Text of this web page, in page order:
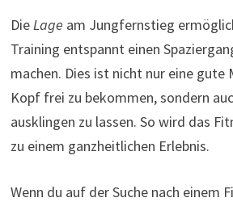
DieLage am Jungfernstieg
Training entspannt einen
machen. Dies ist nicht nur eine gute
Kopf frei zu bekommen, sondern
ausklingen zu lassen. So wird das
zu einem ganzheitlichen Erlebnis.
Wenn du auf der Suche nach einem